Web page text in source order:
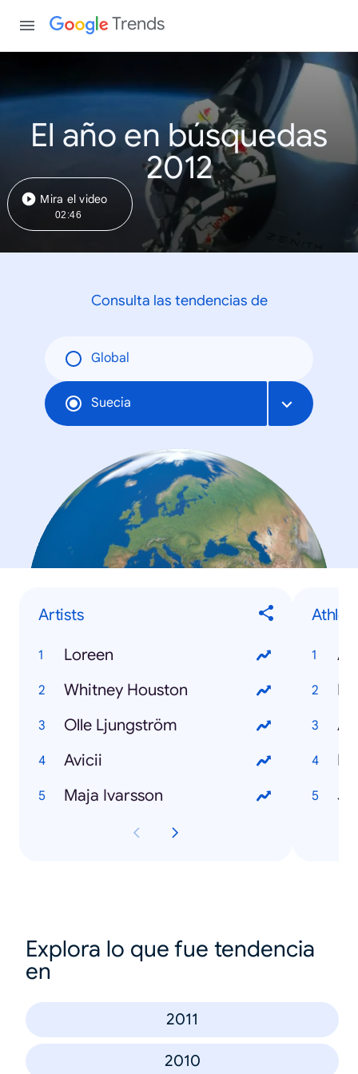
Trends
El año en búsquedas
2012
Mira el video
02:46
Consulta las tendencias de
Global
Suecia
Artists
Loreen
Whitney Houston
Olle Ljungström
Avicii
Maja Ivarsson
Explora lo que fue tendencia
en
2011
2010